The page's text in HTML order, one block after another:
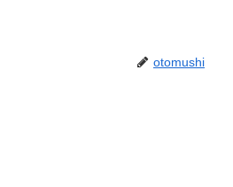
otomushi